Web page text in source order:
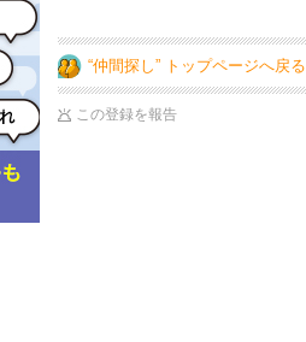
“仲間探し” トップページへ戻る
この登録を報告